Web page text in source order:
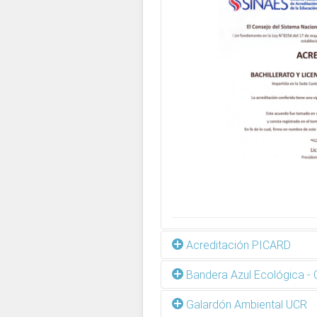
Acreditación PICARD
La carrera de
año 2011 por la
Bandera Azul Ecológica -
Galardón Ambiental UCR